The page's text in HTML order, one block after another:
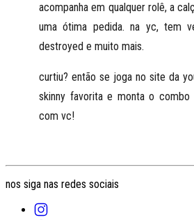
acompanha em qualquer rolê, a
uma ótima pedida. na yc, tem
destroyed e muito mais.
curtiu? então se joga no site da
skinny favorita e monta o
com vc!
nos siga nas redes sociais